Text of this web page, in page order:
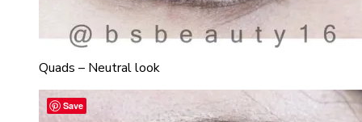
Quads – Neutral look
Save